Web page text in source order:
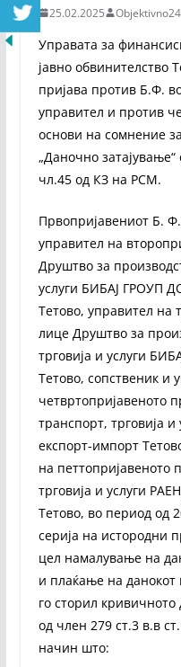
25.02.2025 Objektivno24
Управата за
јавно обвинителство
пријава против Б.Ф.
управител и против
основи на сомнение
„Даночно
чл.45 од КЗ на РСМ.
Првопријавениот Б.
управител на
Друштво за
услуги БИБАЈ ГРОУП
Тетово, управител на
лице Друштво за
трговија и услуги
Тетово, сопственик и
четвртопријавеното
транспорт, трговија
експорт-импорт
на петтопријавеното
трговија и услуги
Тетово, во период од
серија на истородни
цел намалување на
и плаќање на данокот
го сторил кривичното
од член 279 ст.3 в.в
начин што: